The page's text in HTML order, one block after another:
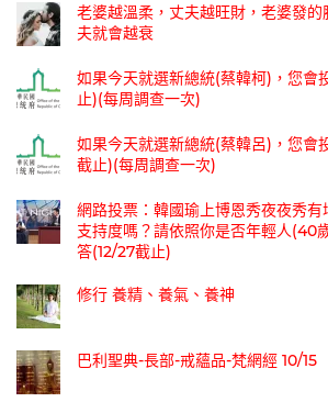
老婆越溫柔，丈夫越旺財，老婆發的
夫就會越衰
如果今天就選新總統(蔡韓柯)，您會
止)(每周調查一次)
如果今天就選新總統(蔡韓呂)，您會
截止)(每周調查一次)
網路投票：韓國瑜上博恩秀夜夜秀有
支持度嗎？請依照你是否年輕人(40
答(12/27截止)
修行 養精、養氣、養神
巴利聖典-長部-戒蘊品-梵網經 10/15